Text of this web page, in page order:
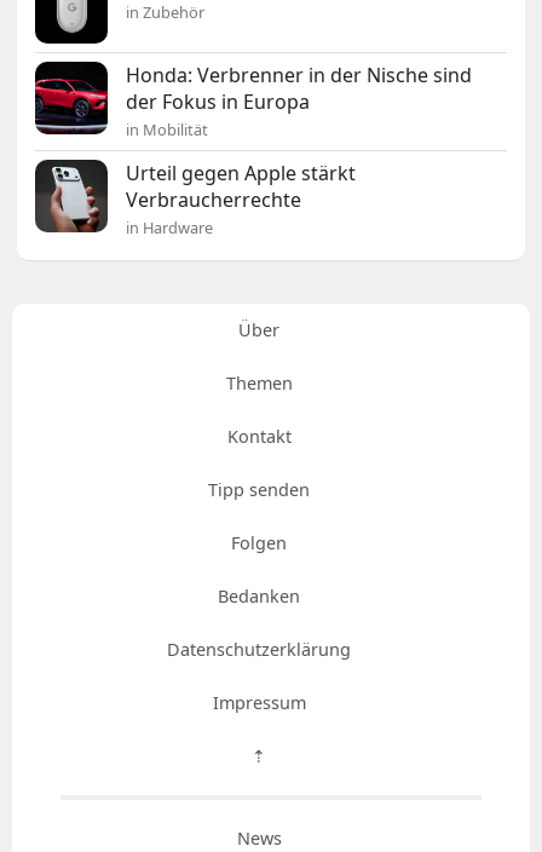
in Zubehör
Honda: Verbrenner in der Nische sind
der Fokus in Europa
in Mobilität
Urteil gegen Apple stärkt
Verbraucherrechte
in Hardware
Über
Themen
Kontakt
Tipp senden
Folgen
Bedanken
Datenschutzerklärung
Impressum
⇡
News